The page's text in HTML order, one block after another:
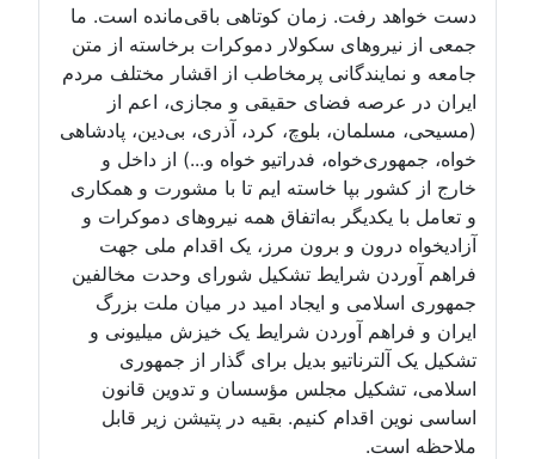
دست خواهد رفت. زمان کوتاهی باقی‌مانده است. ما
جمعی از نیروهای سکولار دموکرات برخاسته از متن
جامعه و نمایندگانی پرمخاطب از اقشار مختلف مردم
ایران در عرصه فضای حقیقی و مجازی، اعم از
(مسیحی، مسلمان، بلوچ، کرد، آذری، بی‌دین، پادشاهی
خواه، جمهوری‌خواه، فدراتیو خواه و...) از داخل و
خارج از کشور بپا خاسته ایم تا با مشورت و همکاری
و تعامل با یکدیگر به‌اتفاق همه نیروهای دموکرات و
آزادیخواه درون و برون مرز، یک اقدام ملی جهت
فراهم آوردن شرایط تشکیل شورای وحدت مخالفین
جمهوری اسلامی و ایجاد امید در میان ملت بزرگ
ایران و فراهم آوردن شرایط یک خیزش میلیونی و
تشکیل یک آلترناتیو بدیل برای گذار از جمهوری
اسلامی، تشکیل مجلس مؤسسان و تدوین قانون
اساسی نوین اقدام کنیم. بقیه در پتیشن زیر قابل
ملاحظه است.